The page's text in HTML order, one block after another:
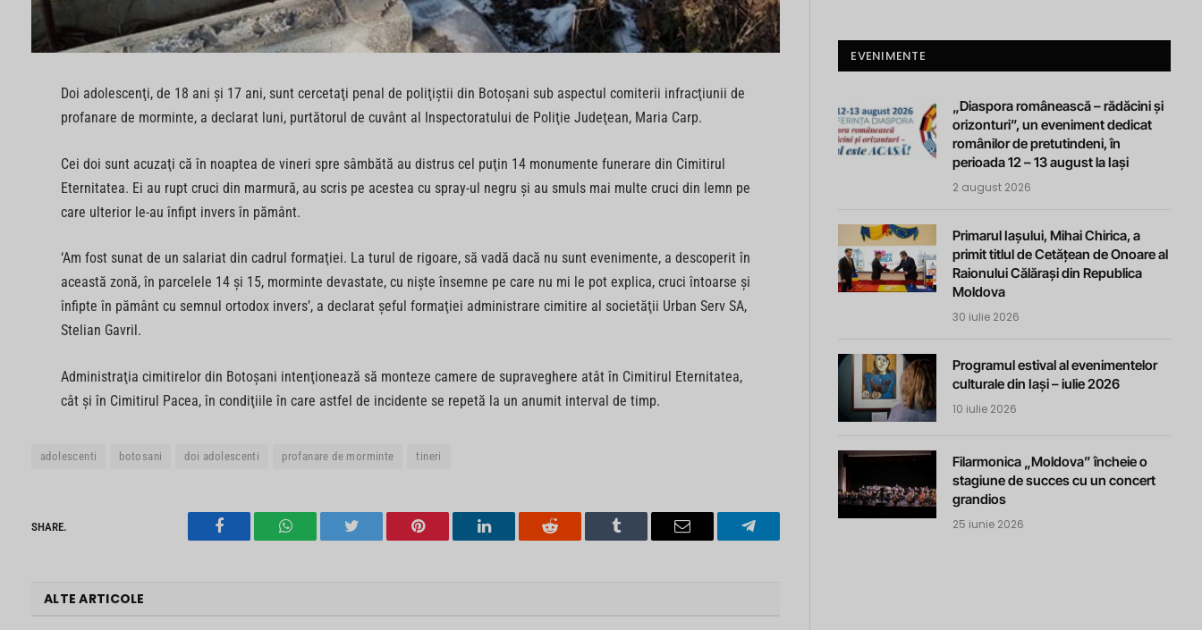
Doi adolescenţi, de 18 ani şi 17 ani, sunt cercetaţi penal de poliţiştii din Botoşani sub aspectul comiterii infracţiunii de
profanare de morminte, a declarat luni, purtătorul de cuvânt al Inspectoratului de Poliţie Judeţean, Maria Carp.
Cei doi sunt acuzaţi că în noaptea de vineri spre sâmbătă au distrus cel puţin 14 monumente funerare din Cimitirul
Eternitatea. Ei au rupt cruci din marmură, au scris pe acestea cu spray-ul negru şi au smuls mai multe cruci din lemn pe
care ulterior le-au înfipt invers în pământ.
‘Am fost sunat de un salariat din cadrul formaţiei. La turul de rigoare, să vadă dacă nu sunt evenimente, a descoperit în
această zonă, în parcelele 14 şi 15, morminte devastate, cu nişte însemne pe care nu mi le pot explica, cruci întoarse şi
înfipte în pământ cu semnul ortodox invers’, a declarat şeful formaţiei administrare cimitire al societăţii Urban Serv SA,
Stelian Gavril.
Administraţia cimitirelor din Botoşani intenţionează să monteze camere de supraveghere atât în Cimitirul Eternitatea,
cât şi în Cimitirul Pacea, în condiţiile în care astfel de incidente se repetă la un anumit interval de timp.
adolescenti botosani doi adolescenti profanare de morminte tineri
SHARE.
Facebook WhatsAppTwitter Pinterest LinkedIn Reddit Tumblr Email Telegram
ALTE ARTICOLE
EVENIMENTE
„Diaspora românească – rădăcini și
orizonturi”, un eveniment dedicat
românilor de pretutindeni, în
perioada 12 – 13 august la Iași
2 august 2026
Primarul Iașului, Mihai Chirica, a
primit titlul de Cetățean de Onoare al
Raionului Călărași din Republica
Moldova
30 iulie 2026
Programul estival al evenimentelor
culturale din Iași – iulie 2026
10 iulie 2026
Filarmonica „Moldova” încheie o
stagiune de succes cu un concert
grandios
25 iunie 2026